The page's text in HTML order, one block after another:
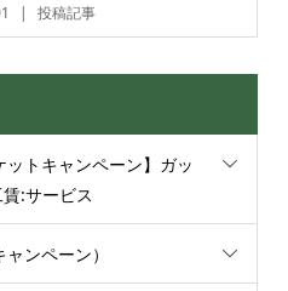
投稿記事
トキャンペーン】ガッ
:サービス
ンペーン）